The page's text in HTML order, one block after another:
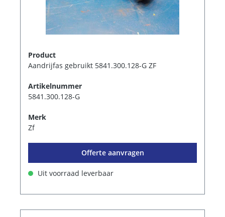
Product
Aandrijfas gebruikt 5841.300.128-G ZF
Artikelnummer
5841.300.128-G
Merk
Zf
Offerte aanvragen
Uit voorraad leverbaar